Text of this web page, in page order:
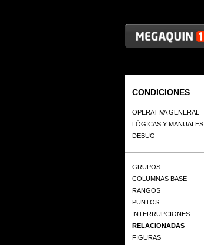
CONDICIONES
OPERATIVA GENERAL
LÓGICAS Y MANUALES
DEBUG
GRUPOS
COLUMNAS BASE
RANGOS
PUNTOS
INTERRUPCIONES
RELACIONADAS
FIGURAS